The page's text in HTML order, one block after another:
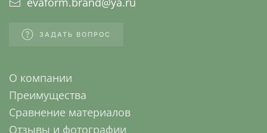
ЗАДАТЬ ВОПРОС
О компании
Преимущества
Сравнение материалов
Отзывы и фотографии